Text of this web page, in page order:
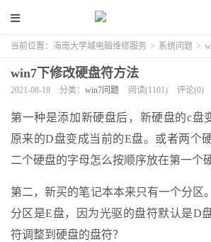
当前位置： 海南大学城电脑维修服务 > 系统问题 >
win7下修改硬盘符方法
2021-08-18 分类： win7问题 阅读(1101) 评论(0)
第一种是添加新硬盘后，新硬盘的c盘
原来的D盘变成当前的E盘。或者两个
二个硬盘的字母怎么按顺序放在第一个
第二，新买的笔记本本来只有一个分区
分区是E盘，因为光驱的盘符默认是D
符调整到硬盘的盘符？